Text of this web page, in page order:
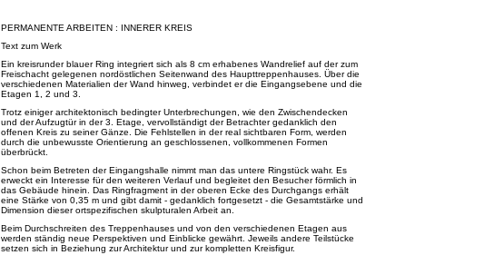
PERMANENTE ARBEITEN : INNERER KREIS
Text zum Werk
Ein kreisrunder blauer Ring integriert sich als 8 cm erhabenes Wandrelief auf der zum
Freischacht gelegenen nordöstlichen Seitenwand des Haupttreppenhauses. Über die
verschiedenen Materialien der Wand hinweg, verbindet er die Eingangsebene und die
Etagen 1, 2 und 3.
Trotz einiger architektonisch bedingter Unterbrechungen, wie den Zwischendecken
und der Aufzugtür in der 3. Etage, vervollständigt der Betrachter gedanklich den
offenen Kreis zu seiner Gänze. Die Fehlstellen in der real sichtbaren Form, werden
durch die unbewusste Orientierung an geschlossenen, vollkommenen Formen
überbrückt.
Schon beim Betreten der Eingangshalle nimmt man das untere Ringstück wahr. Es
erweckt ein Interesse für den weiteren Verlauf und begleitet den Besucher förmlich in
das Gebäude hinein. Das Ringfragment in der oberen Ecke des Durchgangs erhält
eine Stärke von 0,35 m und gibt damit - gedanklich fortgesetzt - die Gesamtstärke und
Dimension dieser ortspezifischen skulpturalen Arbeit an.
Beim Durchschreiten des Treppenhauses und von den verschiedenen Etagen aus
werden ständig neue Perspektiven und Einblicke gewährt. Jeweils andere Teilstücke
setzen sich in Beziehung zur Architektur und zur kompletten Kreisfigur.